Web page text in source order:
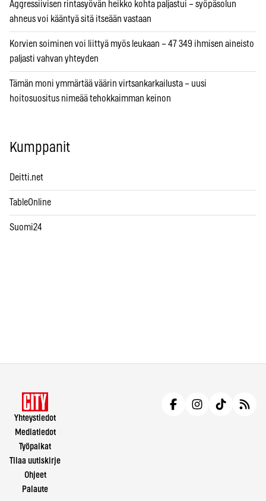
Aggressiivisen rintasyövän heikko kohta paljastui – syöpäsolun
ahneus voi kääntyä sitä itseään vastaan
Korvien soiminen voi liittyä myös leukaan – 47 349 ihmisen aineisto
paljasti vahvan yhteyden
Tämän moni ymmärtää väärin virtsankarkailusta – uusi
hoitosuositus nimeää tehokkaimman keinon
Kumppanit
Deitti.net
TableOnline
Suomi24
Yhteystiedot
Mediatiedot
Työpaikat
Tilaa uutiskirje
Ohjeet
Palaute